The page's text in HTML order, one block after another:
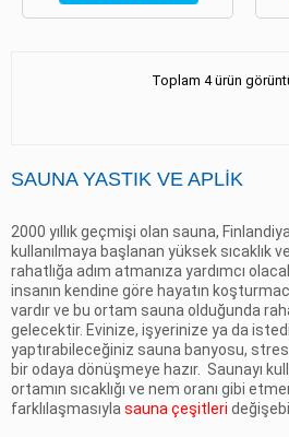
Toplam 4 ürün
SAUNA YASTIK VE APLIK
2000 yıllık geçmişi olan sauna,
kullanılmaya başlanan yüksek sıcaklık
rahatlığa adım atmanıza yardımcı
insanın kendine göre hayatın
vardır ve bu ortam sauna olduğunda
gelecektir. Evinize, işyerinize ya da
yaptırabileceğiniz sauna banyosu,
bir odaya dönüşmeye hazır. Saunayı
ortamın sıcaklığı ve nem oranı gibi
farklılaşmasıyla sauna çeşitleri